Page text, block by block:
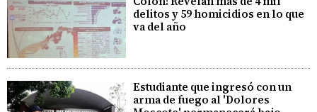
delitos y 59 homicidios en lo que
va del año
Estudiante que ingresó con un
arma de fuego al 'Dolores